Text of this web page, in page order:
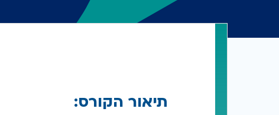
תיאור הקורס: